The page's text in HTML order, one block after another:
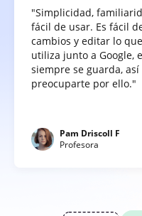
"Simplicidad,
fácil de usar. Es fácil
cambios y editar lo
utiliza junto a Google,
siempre se guarda,
preocuparte por ello."
Pam Driscoll F
Profesora